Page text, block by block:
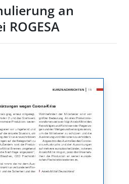
an
ROGESA